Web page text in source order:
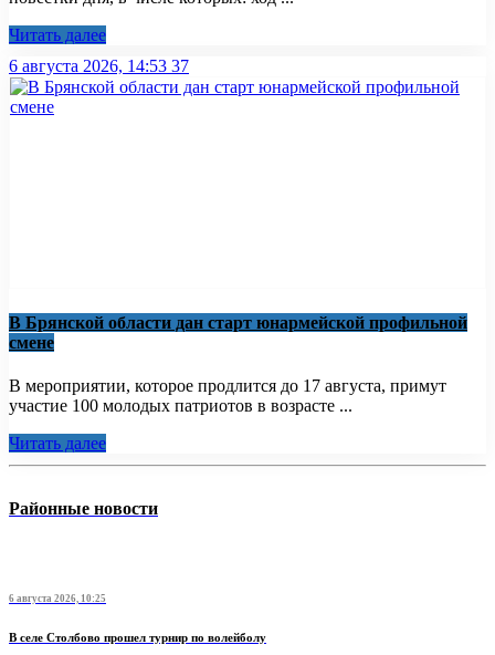
Читать далее
6 августа 2026, 14:53 37
В Брянской области дан старт юнармейской профильной
смене
В мероприятии, которое продлится до 17 августа, примут
участие 100 молодых патриотов в возрасте ...
Читать далее
Районные новости
6 августа 2026, 10:25
В селе Столбово прошел турнир по волейболу